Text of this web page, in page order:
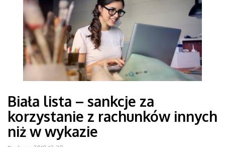
Biała lista – sankcje za
korzystanie z rachunków innych
niż w wykazie